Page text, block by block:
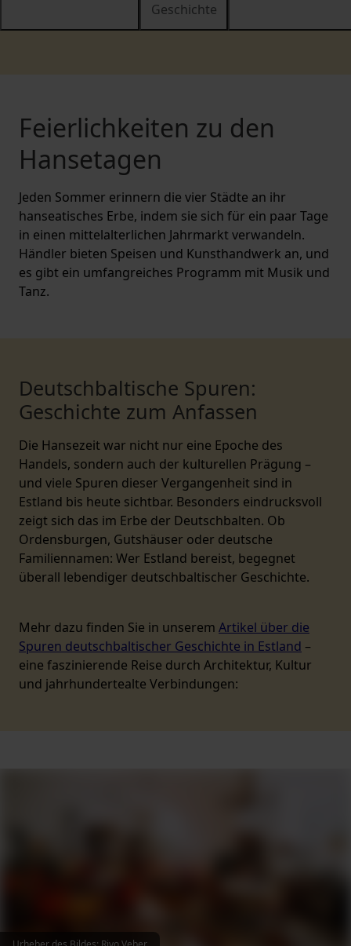
Geschichte
Feierlichkeiten zu den
Hansetagen
Jeden Sommer erinnern die vier Städte an ihr
hanseatisches Erbe, indem sie sich für ein paar Tage
in einen mittelalterlichen Jahrmarkt verwandeln.
Händler bieten Speisen und Kunsthandwerk an, und
es gibt ein umfangreiches Programm mit Musik und
Tanz.
Deutschbaltische Spuren:
Geschichte zum Anfassen
Die Hansezeit war nicht nur eine Epoche des
Handels, sondern auch der kulturellen Prägung –
und viele Spuren dieser Vergangenheit sind in
Estland bis heute sichtbar. Besonders eindrucksvoll
zeigt sich das im Erbe der Deutschbalten. Ob
Ordensburgen, Gutshäuser oder deutsche
Familiennamen: Wer Estland bereist, begegnet
überall lebendiger deutschbaltischer Geschichte.
Mehr dazu finden Sie in unserem Artikel über die
Spuren deutschbaltischer Geschichte in Estland –
eine faszinierende Reise durch Architektur, Kultur
und jahrhundertealte Verbindungen: